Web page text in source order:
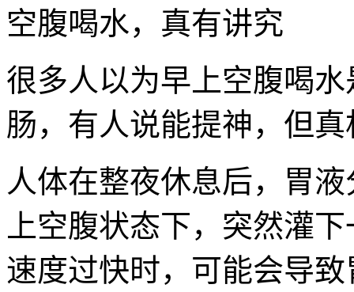
空腹喝水，真有讲究
很多人以为早上空腹喝
肠，有人说能提神，但
人体在整夜休息后，胃
上空腹状态下，突然灌
速度过快时，可能会导